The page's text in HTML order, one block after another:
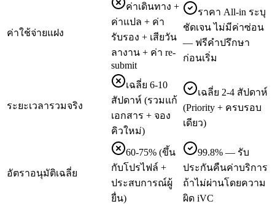
ค่าใช้จ่ายแฝง
ค่าเดินทาง +
ค่าแปล + ค่า
รับรอง + เสียวัน
ลางาน + ค่า re-
submit
ราคา All-in ระบุ
ชัดเจน ไม่มีค่าซ่อน
— ฟรีคำปรึกษา
ก่อนเริ่ม
ระยะเวลารวมจริง
เฉลี่ย 6-10
สัปดาห์ (รวมแก้
เอกสาร + จอง
คิวใหม่)
เฉลี่ย 2-4 สัปดาห์
(Priority + ครบรอบ
เดียว)
อัตราอนุมัติเฉลี่ย
60-75% (ขึ้น
กับโปรไฟล์ +
ประสบการณ์ผู้
ยื่น)
99.8% — รับ
ประกันคืนค่าบริการ
ถ้าไม่ผ่านโดยความ
ผิด iVC